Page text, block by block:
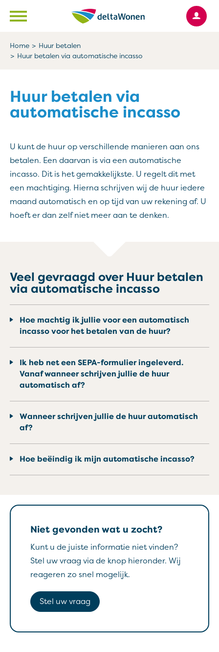
Naar de homepage
Ga naar Hoofd
Home
Huur betalen
Huur betalen via automatische incasso
Huur betalen via
automatische incasso
U kunt de huur op verschillende manieren aan ons
betalen. Een daarvan is via een automatische
incasso. Dit is het gemakkelijkste. U regelt dit met
een machtiging. Hierna schrijven wij de huur iedere
maand automatisch en op tijd van uw rekening af. U
hoeft er dan zelf niet meer aan te denken.
Veel gevraagd over Huur betalen
via automatische incasso
Hoe machtig ik jullie voor een automatisch
incasso voor het betalen van de huur?
Ik heb net een SEPA-formulier ingeleverd.
Vanaf wanneer schrijven jullie de huur
automatisch af?
Wanneer schrijven jullie de huur automatisch
af?
Hoe beëindig ik mijn automatische incasso?
Niet gevonden wat u zocht?
Kunt u de juiste informatie niet vinden?
Stel uw vraag via de knop hieronder. Wij
reageren zo snel mogelijk.
Stel uw vraag